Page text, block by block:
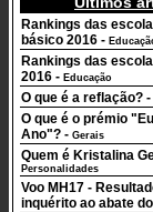
Rankings das
básico 2016 -
Rankings das
2016 - Educação
O que é a reflação? -
O que é o prémio
Ano"? - Gerais
Quem é Kristalina
Personalidades
Voo MH17 -
inquérito ao abate